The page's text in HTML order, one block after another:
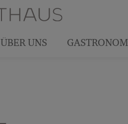
ÜBER UNS